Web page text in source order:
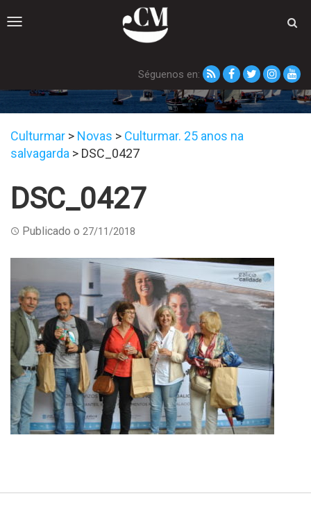
Toggle
Séguenos en:
DSC_0427
Culturmar > Novas > Culturmar. 25 anos na
salvagarda > DSC_0427
DSC_0427
Publicado o 27/11/2018